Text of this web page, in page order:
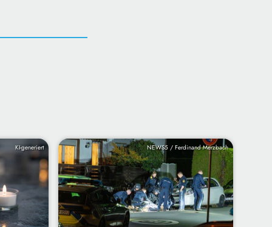
KI-generiert NEWS5 / Ferdinand Merzbach